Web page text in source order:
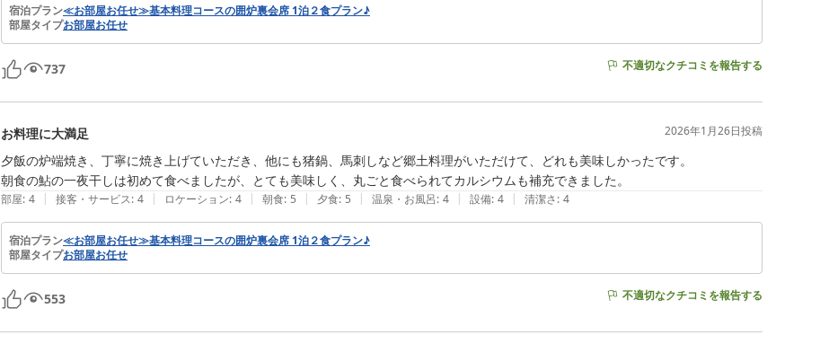
宿泊プラン≪お部屋お任せ≫基本料理コースの囲炉裏会席 1泊２食プラン♪
部屋タイプお部屋お任せ
737 不適切なクチコミを報告する
お料理に大満足 2026年1月26日投稿
夕飯の炉端焼き、丁寧に焼き上げていただき、他にも猪鍋、馬刺しなど郷土料理がいただけて、どれも美味しかったです。
朝食の鮎の一夜干しは初めて食べましたが、とても美味しく、丸ごと食べられてカルシウムも補充できました。
部屋: 4 | 接客・サービス: 4 | ロケーション: 4 | 朝食: 5 | 夕食: 5 | 温泉・お風呂: 4 | 設備: 4 | 清潔さ: 4
宿泊プラン≪お部屋お任せ≫基本料理コースの囲炉裏会席 1泊２食プラン♪
部屋タイプお部屋お任せ
553 不適切なクチコミを報告する